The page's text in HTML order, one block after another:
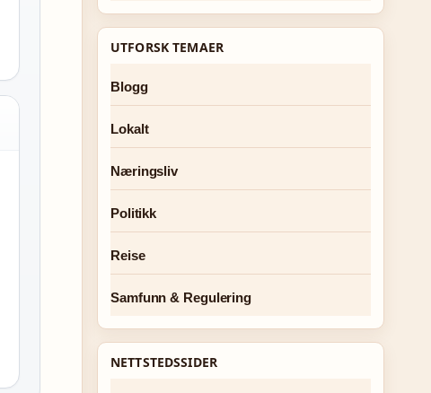
UTFORSK TEMAER
Blogg
Lokalt
Næringsliv
Politikk
Reise
Samfunn & Regulering
NETTSTEDSSIDER